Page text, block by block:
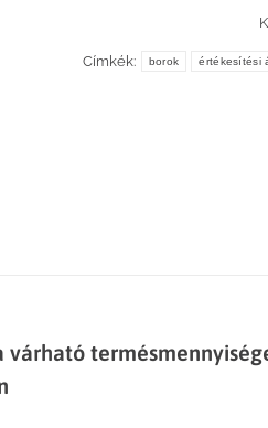
Címkék: borok értékesítési
várható